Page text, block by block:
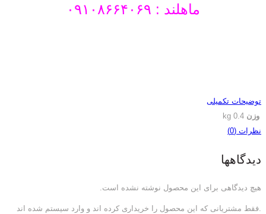
ماهلند : ۰۹۱۰۸۶۶۴۰۶۹
توضیحات تکمیلی
وزن 0.4 kg
نظرات (0)
دیدگاهها
هیچ دیدگاهی برای این محصول نوشته نشده است.
.فقط مشتریانی که این محصول را خریداری کرده اند و وارد سیستم شده اند